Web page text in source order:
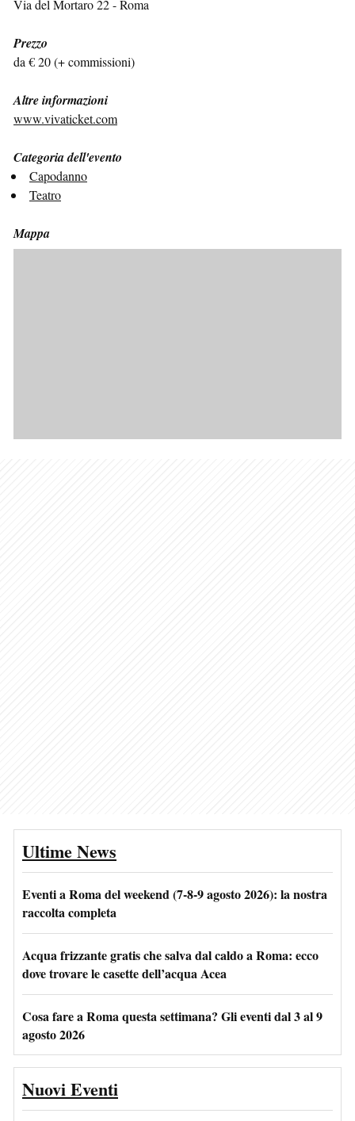
Via del Mortaro 22 - Roma
Prezzo
da € 20 (+ commissioni)
Altre informazioni
www.vivaticket.com
Categoria dell'evento
Capodanno
Teatro
Mappa
Ultime News
Eventi a Roma del weekend (7-8-9 agosto 2026): la nostra
raccolta completa
Acqua frizzante gratis che salva dal caldo a Roma: ecco
dove trovare le casette dell’acqua Acea
Cosa fare a Roma questa settimana? Gli eventi dal 3 al 9
agosto 2026
Nuovi Eventi